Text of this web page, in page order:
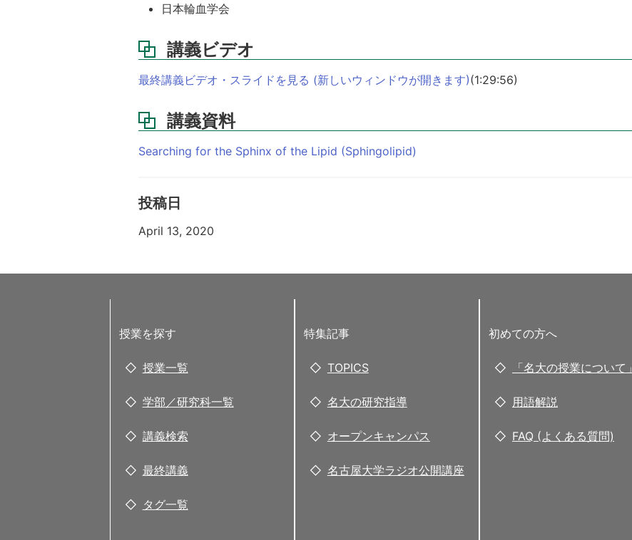
日本輪血学会
講義ビデオ
最終講義ビデオ・スライドを見る (新しいウィンドウが開きます)(1:29:56)
講義資料
Searching for the Sphinx of the Lipid (Sphingolipid)
投稿日
April 13, 2020
授業を探す
授業一覧
学部／研究科一覧
講義検索
最終講義
タグ一覧
特集記事
TOPICS
名大の研究指導
オープンキャンパス
名古屋大学ラジオ公開講座
初めての方へ
「名大の授業について」
用語解説
FAQ (よくある質問)